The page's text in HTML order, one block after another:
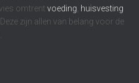
omtrent voeding huisvesting
zijn allen van belang voor de